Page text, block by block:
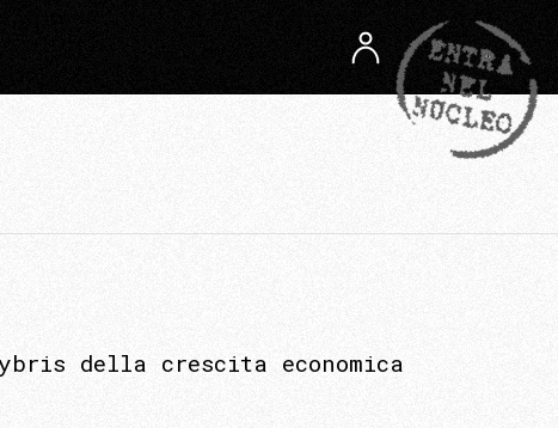
della crescita economica